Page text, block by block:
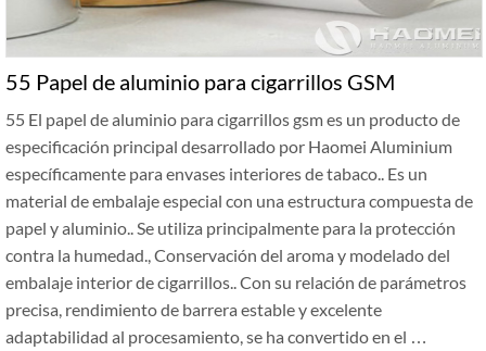
55 Papel de aluminio para cigarrillos GSM
55 El papel de aluminio para cigarrillos gsm es un producto de
especificación principal desarrollado por Haomei Aluminium
específicamente para envases interiores de tabaco.. Es un
material de embalaje especial con una estructura compuesta de
papel y aluminio.. Se utiliza principalmente para la protección
contra la humedad., Conservación del aroma y modelado del
embalaje interior de cigarrillos.. Con su relación de parámetros
precisa, rendimiento de barrera estable y excelente
adaptabilidad al procesamiento, se ha convertido en el …